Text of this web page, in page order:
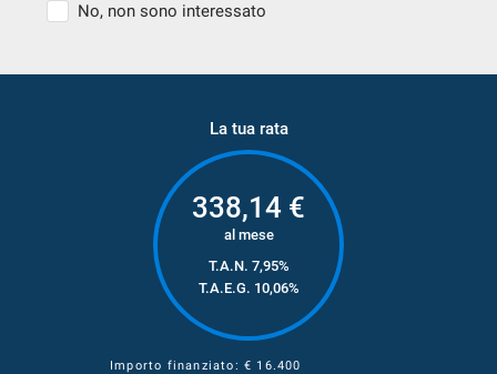
No, non sono interessato
La tua rata
338,14 €
al mese
T.A.N. 7,95%
T.A.E.G. 10,06%
Importo finanziato: € 16.400